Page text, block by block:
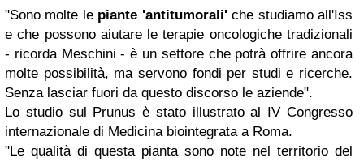
"Sono molte le piante 'antitumorali'che studiamo all'Iss
e che possono aiutare le terapie oncologiche tradizionali
- ricorda Meschini - è un settore che potrà offrire ancora
molte possibilità, ma servono fondi per studi e ricerche.
Senza lasciar fuori da questo discorso le aziende".
Lo studio sul Prunus è stato illustrato al IV Congresso
internazionale di Medicina biointegrata a Roma.
"Le qualità di questa pianta sono note nel territorio del